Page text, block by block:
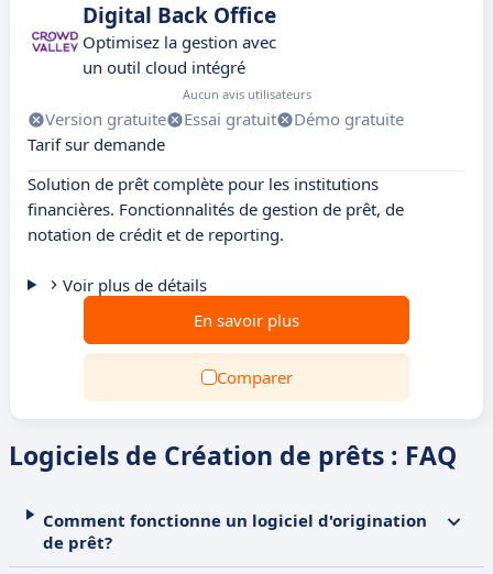
Digital Back Office
Optimisez la gestion avec
un outil cloud intégré
Aucun avis utilisateurs
Version gratuite Essai gratuit
Démo gratuite
Tarif sur demande
Solution de prêt complète pour les institutions
financières. Fonctionnalités de gestion de prêt, de
notation de crédit et de reporting.
Voir plus de détails
En savoir plus
Comparer
Logiciels de Création de prêts : FAQ
Comment fonctionne un logiciel d'origination
de prêt?